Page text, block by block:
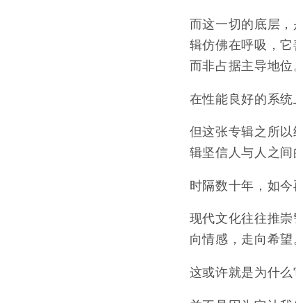
而这一切的底层
辑仿佛在呼吸，
而非占据主导地
在性能良好的系统
但这张专辑之所
辑坚信人与人之
时隔数十年，如
现代文化往往推
向情感，走向希望
这或许就是为什么